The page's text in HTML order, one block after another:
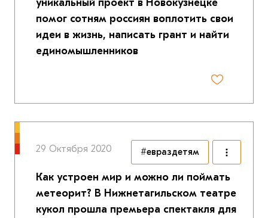
помог сотням россиян воплотить свои
идеи в жизнь, написать грант и найти
единомышленников
29 Октября 2020
Как устроен мир и можно ли поймать
метеорит? В Нижнетагильском театре
кукол прошла премьера спектакля для
#евраздетям